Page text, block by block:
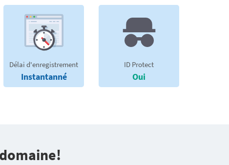
Délai d'enregistrement
Instantanné
ID Protect
Oui